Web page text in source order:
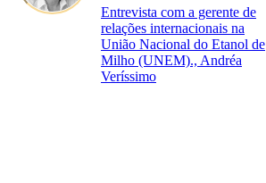
Entrevista com a gerente de
relações internacionais na
União Nacional do Etanol de
Milho (UNEM)., Andréa
Veríssimo